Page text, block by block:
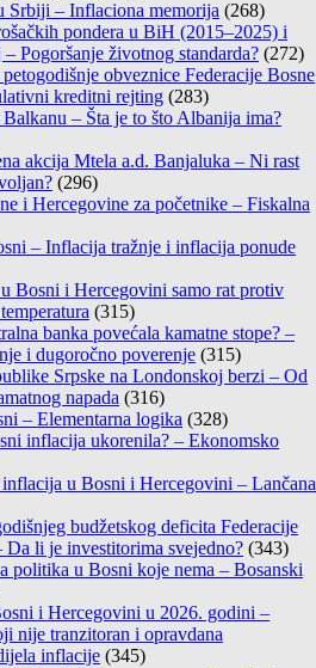
Srbiji – Inflaciona memorija (268)
pondera u BiH (2015–2025) i
Pogoršanje životnog standarda? (272)
obveznice Federacije Bosne
kreditni rejting (283)
– Šta je to što Albanija ima?
akcija Mtela a.d. Banjaluka – Ni rast
(296)
i Hercegovine za početnike – Fiskalna
– Inflacija tražnje i inflacija ponude
Bosni i Hercegovini samo rat protiv
(315)
banka povećala kamatne stope? –
i dugoročno poverenje (315)
Srpske na Londonskoj berzi – Od
napada (316)
– Elementarna logika (328)
inflacija ukorenila? – Ekonomsko
u Bosni i Hercegovini – Lančana
budžetskog deficita Federacije
li je investitorima svejedno? (343)
politika u Bosni koje nema – Bosanski
i Hercegovini u 2026. godini –
nije tranzitoran i opravdana
inflacije (345)